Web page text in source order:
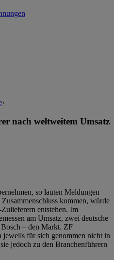
›
nach weltweitem Umsatz
so lauten Meldungen
kommen, würde
entstehen. Im
am Umsatz, zwei deutsche
– den Markt. ZF
für sich genommen nicht in
jedoch zu den Branchenführern